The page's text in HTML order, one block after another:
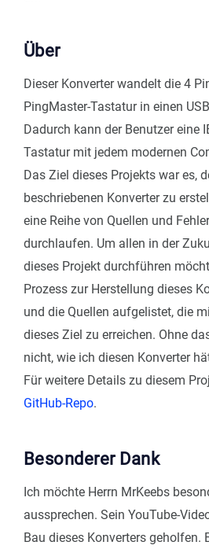
Über
Dieser Konverter wandelt die 4
PingMaster-Tastatur in einen
Dadurch kann der Benutzer eine
Tastatur mit jedem modernen
Das Ziel dieses Projekts war es,
beschriebenen Konverter zu
eine Reihe von Quellen und
durchlaufen. Um allen in der
dieses Projekt durchführen
Prozess zur Herstellung dieses
und die Quellen aufgelistet, die
dieses Ziel zu erreichen. Ohne
nicht, wie ich diesen Konverter
Für weitere Details zu diesem
GitHub-Repo.
Besonderer Dank
Ich möchte Herrn MrKeebs
aussprechen. Sein YouTube-
Bau dieses Konverters geholfen.